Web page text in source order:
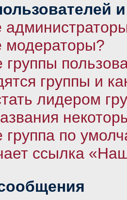
модераторы?
группы
группы и
лидером
группа по
ссылка